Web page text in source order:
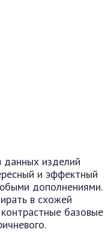
изделий
и эффектный
дополнениями.
в схожей
базовые